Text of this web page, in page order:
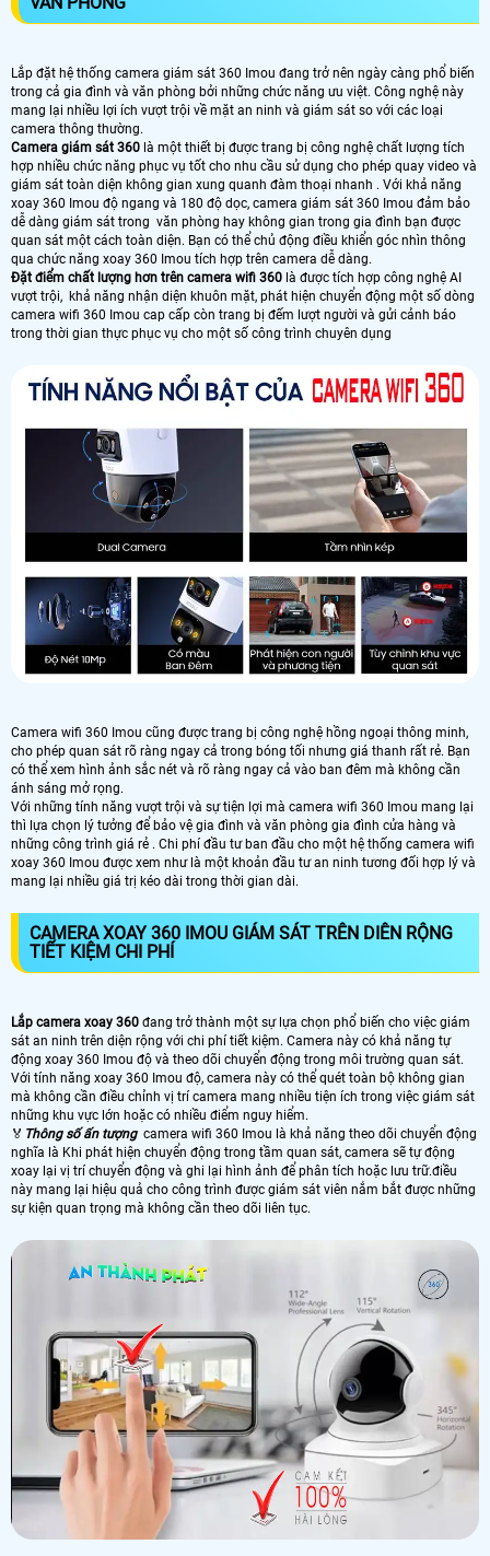
Lắp đặt hệ thống camera giám sát 360 Imou đang trở nên ngày càng phổ biến
trong cả gia đình và văn phòng bởi những chức năng ưu việt. Công nghệ này
mang lại nhiều lợi ích vượt trội về mặt an ninh và giám sát so với các loại
camera thông thường.
Camera giám sát 360 là một thiết bị được trang bị công nghệ chất lượng tích
hợp nhiều chức năng phục vụ tốt cho nhu cầu sử dụng cho phép quay video và
giám sát toàn diện không gian xung quanh đàm thoại nhanh . Với khả năng
xoay 360 Imou độ ngang và 180 độ dọc, camera giám sát 360 Imou đảm bảo
dễ dàng giám sát trong văn phòng hay không gian trong gia đình bạn được
quan sát một cách toàn diện. Bạn có thể chủ động điều khiển góc nhìn thông
qua chức năng xoay 360 Imou tích hợp trên camera dễ dàng.
Đặt điểm chất lượng hơn trên camera wifi 360 là được tích hợp công nghệ AI
vượt trội, khả năng nhận diện khuôn mặt, phát hiện chuyển động một số dòng
camera wifi 360 Imou cap cấp còn trang bị đếm lượt người và gửi cảnh báo
trong thời gian thực phục vụ cho một số công trình chuyên dụng
Camera wifi 360 Imou cũng được trang bị công nghệ hồng ngoại thông minh,
cho phép quan sát rõ ràng ngay cả trong bóng tối nhưng giá thanh rất rẻ. Bạn
có thể xem hình ảnh sắc nét và rõ ràng ngay cả vào ban đêm mà không cần
ánh sáng mở rọng.
Với những tính năng vượt trội và sự tiện lợi mà camera wifi 360 Imou mang lại
thì lựa chọn lý tưởng để bảo vệ gia đình và văn phòng gia đình cửa hàng và
những công trình giá rẻ . Chi phí đầu tư ban đầu cho một hệ thống camera wifi
xoay 360 Imou được xem như là một khoản đầu tư an ninh tương đối hợp lý và
mang lại nhiều giá trị kéo dài trong thời gian dài.
CAMERA XOAY 360 IMOU GIÁM SÁT TRÊN DIÊN RỘNG
TIẾT KIỆM CHI PHÍ
Lắp camera xoay 360 đang trở thành một sự lựa chọn phổ biến cho việc giám
sát an ninh trên diện rộng với chi phí tiết kiệm. Camera này có khả năng tự
động xoay 360 Imou độ và theo dõi chuyển động trong môi trường quan sát.
Với tính năng xoay 360 Imou độ, camera này có thể quét toàn bộ không gian
mà không cần điều chỉnh vị trí camera mang nhiều tiện ích trong việc giám sát
những khu vực lớn hoặc có nhiều điểm nguy hiểm.
️🏅 Thông số ấn tượng camera wifi 360 Imou là khả năng theo dõi chuyển động
nghĩa là Khi phát hiện chuyển động trong tầm quan sát, camera sẽ tự động
xoay lại vị trí chuyển động và ghi lại hình ảnh để phân tích hoặc lưu trữ.điều
này mang lại hiệu quả cho công trình được giám sát viên nắm bắt được những
sự kiện quan trọng mà không cần theo dõi liên tục.